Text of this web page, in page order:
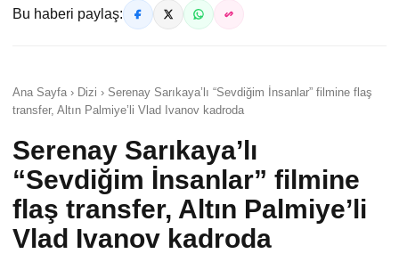
Bu haberi paylaş:
Ana Sayfa › Dizi › Serenay Sarıkaya’lı “Sevdiğim İnsanlar” filmine flaş
transfer, Altın Palmiye’li Vlad Ivanov kadroda
Serenay Sarıkaya’lı
“Sevdiğim İnsanlar” filmine
flaş transfer, Altın Palmiye’li
Vlad Ivanov kadroda